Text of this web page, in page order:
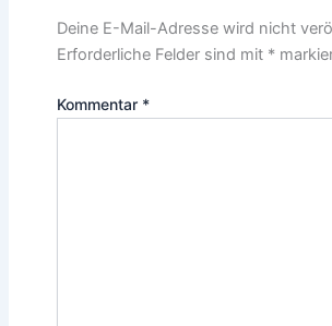
Deine E-Mail-Adresse wird nicht
Erforderliche Felder sind mit *
Kommentar *